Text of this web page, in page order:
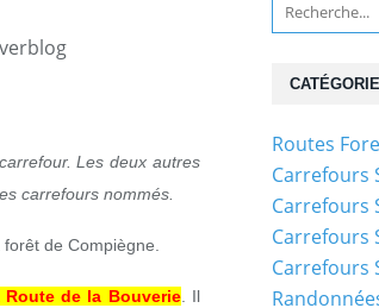
Les deux autres
carrefours nommés.
de Compiègne.
Route de la Bouverie. Il
Routes
Carrefours
Carrefours
Carrefours
Carrefours